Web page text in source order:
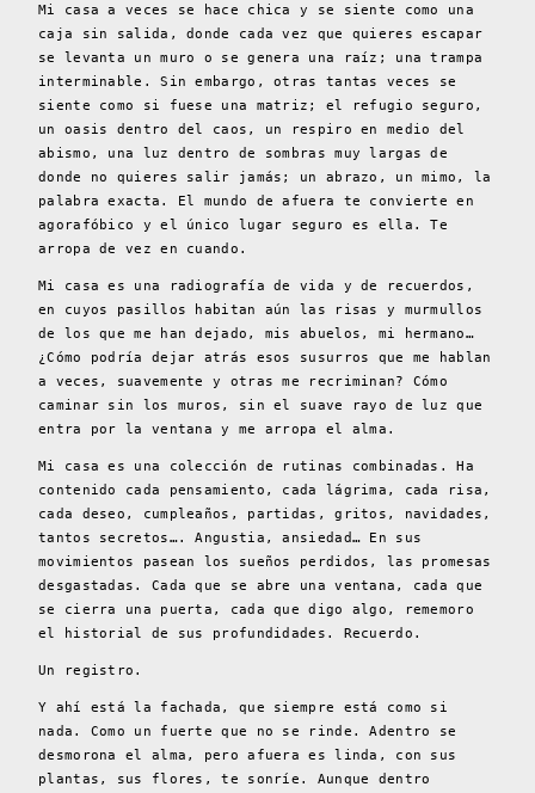
Mi casa a veces se hace chica y se siente como una
caja sin salida, donde cada vez que quieres escapar
se levanta un muro o se genera una raíz; una trampa
interminable. Sin embargo, otras tantas veces se
siente como si fuese una matriz; el refugio seguro,
un oasis dentro del caos, un respiro en medio del
abismo, una luz dentro de sombras muy largas de
donde no quieres salir jamás; un abrazo, un mimo, la
palabra exacta. El mundo de afuera te convierte en
agorafóbico y el único lugar seguro es ella. Te
arropa de vez en cuando.
Mi casa es una radiografía de vida y de recuerdos,
en cuyos pasillos habitan aún las risas y murmullos
de los que me han dejado, mis abuelos, mi hermano…
¿Cómo podría dejar atrás esos susurros que me hablan
a veces, suavemente y otras me recriminan? Cómo
caminar sin los muros, sin el suave rayo de luz que
entra por la ventana y me arropa el alma.
Mi casa es una colección de rutinas combinadas. Ha
contenido cada pensamiento, cada lágrima, cada risa,
cada deseo, cumpleaños, partidas, gritos, navidades,
tantos secretos…. Angustia, ansiedad… En sus
movimientos pasean los sueños perdidos, las promesas
desgastadas. Cada que se abre una ventana, cada que
se cierra una puerta, cada que digo algo, rememoro
el historial de sus profundidades. Recuerdo.
Un registro.
Y ahí está la fachada, que siempre está como si
nada. Como un fuerte que no se rinde. Adentro se
desmorona el alma, pero afuera es linda, con sus
plantas, sus flores, te sonríe. Aunque dentro